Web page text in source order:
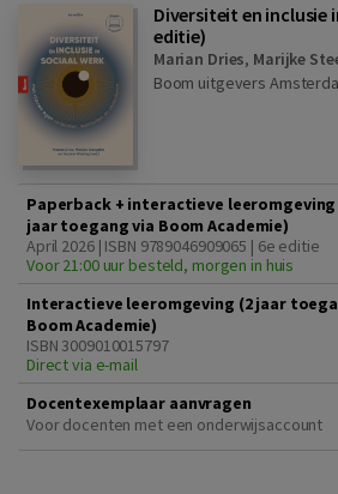
Diversiteit en inclusie
editie)
Marian Dries, Marijke
Boom uitgevers
Paperback + interactieve leeromgeving
jaar toegang via Boom Academie)
April 2026 | ISBN 9789046909065 | 6e editie
Voor 21:00 uur besteld, morgen in huis
Interactieve leeromgeving (2 jaar
Boom Academie)
ISBN 3009010015797
Direct via e-mail
Docentexemplaar aanvragen
Voor docenten met een onderwijsaccount